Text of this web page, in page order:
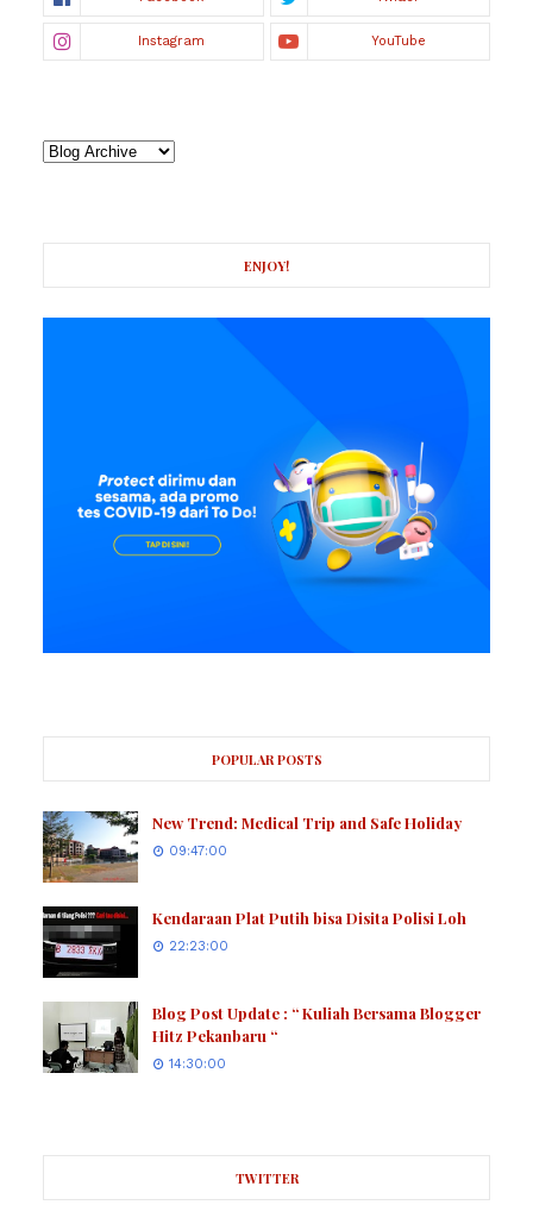
ENJOY!
POPULAR POSTS
New Trend: Medical Trip and Safe Holiday
09:47:00
Kendaraan Plat Putih bisa Disita Polisi Loh
22:23:00
Blog Post Update : “ Kuliah Bersama Blogger
Hitz Pekanbaru “
14:30:00
TWITTER